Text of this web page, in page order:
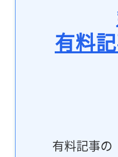
有料
有料記事の